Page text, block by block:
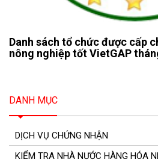
Danh sách tổ chức được cấp
nông nghiệp tốt VietGAP
DANH MỤC
DỊCH VỤ CHỨNG NHẬN
KIỂM TRA NHÀ NƯỚC HÀNG HÓA